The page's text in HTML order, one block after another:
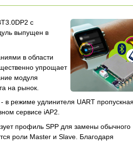
с
выпущен в
в области
упрощает
модуля
на рынок.
в режиме удлинителя UART пропускная
сервисе iAP2.
профиль SPP для замены обычного
роли Master и Slave. Благодаря